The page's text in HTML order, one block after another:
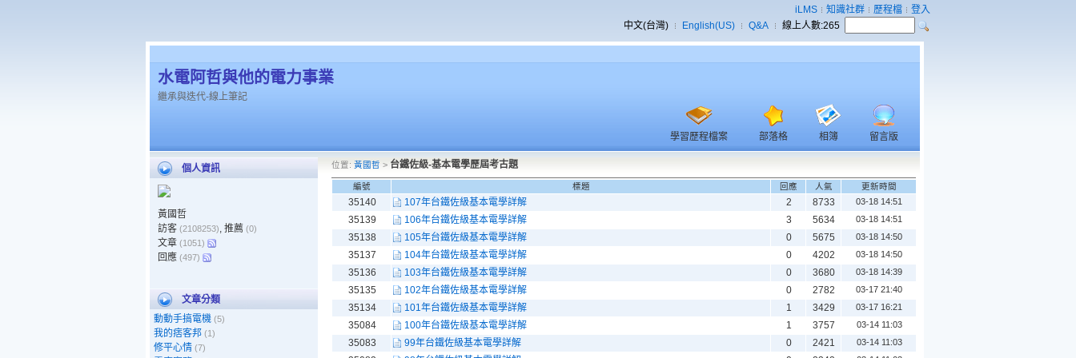
iLMS 知識社群 歷程檔
登入
中文(台灣)
English(US) Q&A 線上人數:265
水電阿哲與他的電力事業
繼承與迭代-線上筆記
學習歷程檔案 部落格 相簿 留言版
個人資訊
黃國哲
訪客 (2108253), 推薦 (0)
文章 (1051)
回應 (497)
文章分類
動動手搞電機 (5)
我的痞客邦 (1)
修平心情 (7)
位置: 黃國哲 > 台鐵佐級-基本電學歷屆考古題
編號 標題 回應 人氣 更新時間
35140 107年台鐵佐級基本電學詳解 2 8733 03-18 14:51
35139 106年台鐵佐級基本電學詳解 3 5634 03-18 14:51
35138 105年台鐵佐級基本電學詳解 0 5675 03-18 14:50
35137 104年台鐵佐級基本電學詳解 0 4202 03-18 14:50
35136 103年台鐵佐級基本電學詳解 0 3680 03-18 14:39
35135 102年台鐵佐級基本電學詳解 0 2782 03-17 21:40
35134 101年台鐵佐級基本電學詳解 1 3429 03-17 16:21
35084 100年台鐵佐級基本電學詳解 1 3757 03-14 11:03
35083 99年台鐵佐級基本電學詳解 0 2421 03-14 11:03